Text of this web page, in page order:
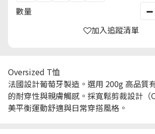
數量
加入追蹤清單
Oversized T恤
法國設計葡萄牙製造。選用 200g 高品質
的耐穿性與親膚觸感。採寬鬆剪裁設計
美平衡運動舒適與日常穿搭風格。